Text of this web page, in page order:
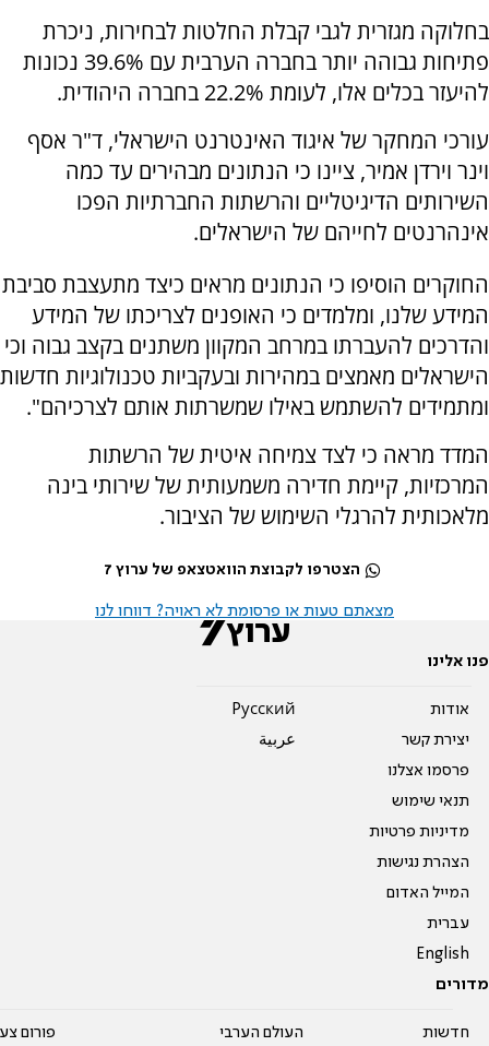
בחלוקה מגזרית לגבי קבלת החלטות לבחירות, ניכרת
פתיחות גבוהה יותר בחברה הערבית עם 39.6% נכונות
להיעזר בכלים אלו, לעומת 22.2% בחברה היהודית.
עורכי המחקר של איגוד האינטרנט הישראלי, ד"ר אסף
וינר וירדן אמיר, ציינו כי הנתונים מבהירים עד כמה
השירותים הדיגיטליים והרשתות החברתיות הפכו
אינהרנטים לחייהם של הישראלים.
החוקרים הוסיפו כי הנתונים מראים כיצד מתעצבת סביבת
המידע שלנו, ומלמדים כי האופנים לצריכתו של המידע
והדרכים להעברתו במרחב המקוון משתנים בקצב גבוה וכי
הישראלים מאמצים במהירות ובעקביות טכנולוגיות חדשות
ומתמידים להשתמש באילו שמשרתות אותם לצרכיהם".
המדד מראה כי לצד צמיחה איטית של הרשתות
המרכזיות, קיימת חדירה משמעותית של שירותי בינה
מלאכותית להרגלי השימוש של הציבור.
הצטרפו לקבוצת הוואטצאפ של ערוץ 7
מצאתם טעות או פרסומת לא ראויה? דווחו לנו
פנו אלינו
אודות
יצירת קשר
פרסמו אצלנו
תנאי שימוש
מדיניות פרטיות
הצהרת נגישות
המייל האדום
עברית
English
Pусский
عربية
מדורים
חדשות העולם הערבי פורום